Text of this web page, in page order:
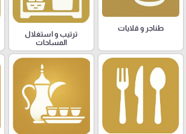
طناجر و قلايات
ترتيب و استغلال
المساحات